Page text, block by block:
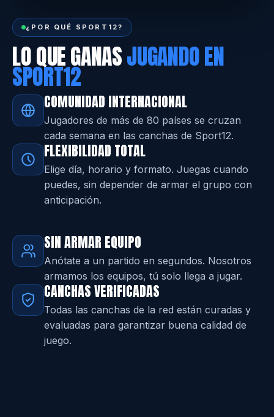
¿POR QUÉ SPORT12?
LO QUE GANASJUGANDO EN
SPORT12
COMUNIDAD INTERNACIONAL
Jugadores de más de 80 países se cruzan
cada semana en las canchas de Sport12.
FLEXIBILIDAD TOTAL
Elige día, horario y formato. Juegas cuando
puedes, sin depender de armar el grupo con
anticipación.
SIN ARMAR EQUIPO
Anótate a un partido en segundos. Nosotros
armamos los equipos, tú solo llega a jugar.
CANCHAS VERIFICADAS
Todas las canchas de la red están curadas y
evaluadas para garantizar buena calidad de
juego.